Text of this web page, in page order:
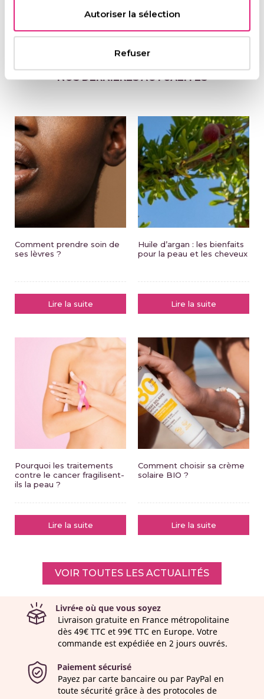
Autoriser la sélection
Refuser
NOS DERNIÈRES ACTUALITÉS
Comment prendre soin de
ses lèvres ?
Lire la suite
Huile d’argan : les bienfaits
pour la peau et les cheveux
Lire la suite
Pourquoi les traitements
contre le cancer fragilisent-
ils la peau ?
Lire la suite
Comment choisir sa crème
solaire BIO ?
Lire la suite
VOIR TOUTES LES ACTUALITÉS
Livré•e où que vous soyez
Livraison gratuite en France métropolitaine
dès 49€ TTC et 99€ TTC en Europe. Votre
commande est expédiée en 2 jours ouvrés.
Paiement sécurisé
Payez par carte bancaire ou par PayPal en
toute sécurité grâce à des protocoles de